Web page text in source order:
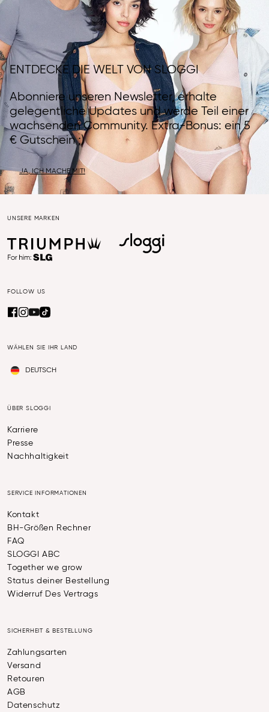
ENTDECKE DIE WELT VON SLOGGI
Abonniere unseren Newsletter, erhalte
gelegentliche Updates und werde Teil einer
wachsenden Community. Extra-Bonus: ein 5
€ Gutschein ;)
JA, ICH MACHE MIT!
UNSERE MARKEN
FOLLOW US
WÄHLEN SIE IHR LAND
DEUTSCH
ÜBER SLOGGI
Karriere
Presse
Nachhaltigkeit
SERVICE INFORMATIONEN
Kontakt
BH-Größen Rechner
FAQ
SLOGGI ABC
Together we grow
Status deiner Bestellung
Widerruf Des Vertrags
SICHERHEIT & BESTELLUNG
Zahlungsarten
Versand
Retouren
AGB
Datenschutz